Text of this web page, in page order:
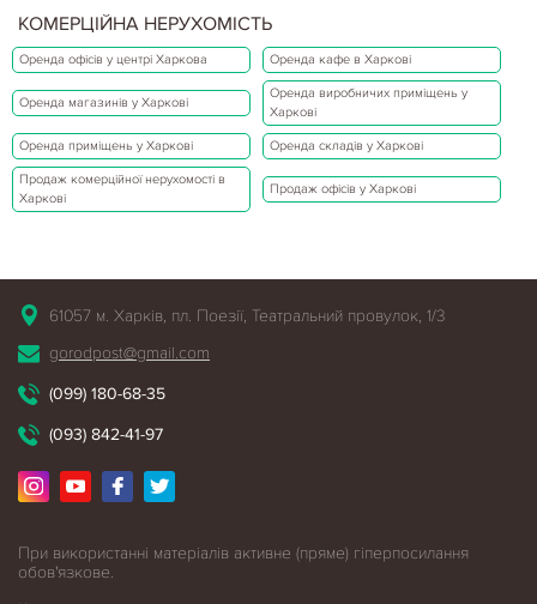
КОМЕРЦІЙНА НЕРУХОМІСТЬ
Оренда офісів у центрі Харкова Оренда кафе в Харкові
Оренда магазинів у Харкові
Оренда виробничих приміщень у
Харкові
Оренда приміщень у Харкові Оренда складів у Харкові
Продаж комерційної нерухомості в
Харкові
Продаж офісів у Харкові
61057 м. Харків, пл. Поезії, Театральний провулок, 1/3
gorodpost@gmail.com
(099) 180-68-35
(093) 842-41-97
При використанні матеріалів активне (пряме) гіперпосилання
обов'язкове.